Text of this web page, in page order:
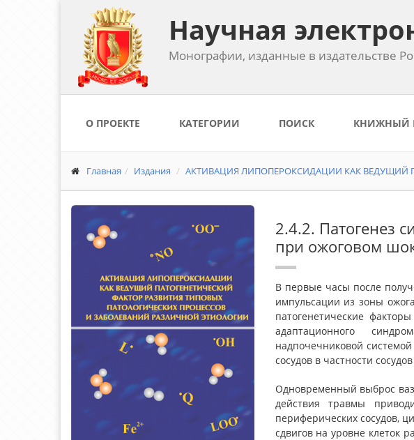
Научная
Монографии, изданные в издательстве
О ПРОЕКТЕ КАТЕГОРИИ ПОИСК КНИЖНЫЙ
Главная Издания АКТИВАЦИЯ ЛИПОПЕРОКСИДАЦИИ КАК ВЕДУЩИЙ
2.4.2. Патогенез
при ожоговом
В первые часы после
импульсации из зоны
патогенетические
адаптационного
надпочечниковой
сосудов в частности
Одновременный выброс
действия травмы
периферических сосудов,
сдвигов на уровне клеток